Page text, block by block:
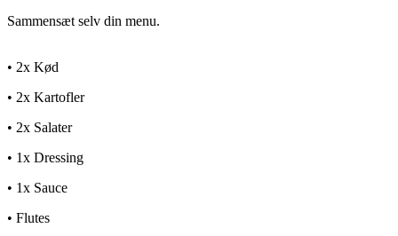
Sammensæt selv din menu.
• 2x Kød
• 2x Kartofler
• 2x Salater
• 1x Dressing
• 1x Sauce
• Flutes